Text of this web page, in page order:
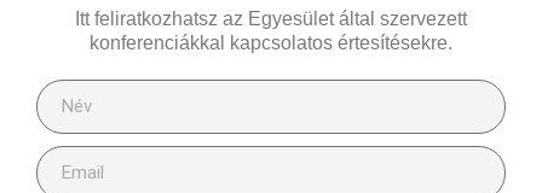
Itt feliratkozhatsz az Egyesület által szervezett
konferenciákkal kapcsolatos értesítésekre.